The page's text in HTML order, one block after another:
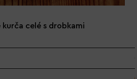
kurča celé s drobkami